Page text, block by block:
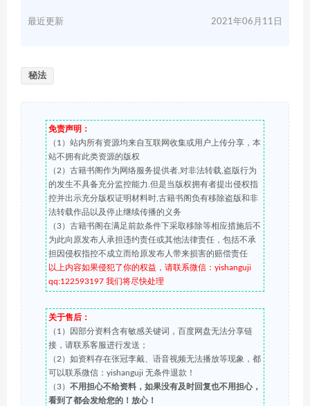
最近更新 2021年06月11日
秘法
免责声明：
（1）站内所有资源均来自互联网收集或用户上传分享，本
站不拥有此类资源的版权
（2）古籍书阁作为网络服务提供者,对非法转载,盗版行为
的发生不具备充分监控能力.但是当版权拥有者提出侵权指
控并出示充分版权证明材料时,古籍书阁负有移除盗版和非
法转载作品以及停止继续传播的义务
（3）古籍书阁在满足前款条件下采取移除等相应措施后不
为此向原发布人承担违约责任或其他法律责任，包括不承
担因侵权指控不成立而给原发布人带来损害的赔偿责任
以上内容如果侵犯了你的权益，请联系微信：yishanguji
qq:122593197 我们将尽快处理
关于售后：
（1）因部分资料含有敏感关键词，百度网盘无法分享链
接，请联系客服进行发送；
（2）如资料存在张冠李戴、语音视频无法播放等现象，都
可以联系微信：yishanguji 无条件退款！
（3） 不用担心不给资料，如果没有及时回复也不用担心，
看到了都会发给您的！放心！